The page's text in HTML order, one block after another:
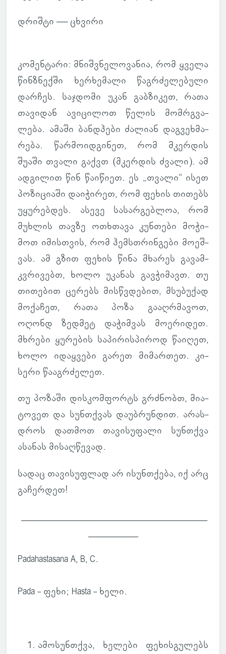
დრიშტი — ცხვირი
კო­მენ­ტარი: მნიშ­ვნე­ლო­ვა­ნია, რომ ყველა
წინზნექში ხერ­ხე­მალი წაგ­რძე­ლე­ბული
დარ­ჩეს. საჯ­დომი უკან გაბ­ზი­კეთ, რათა
თა­ვი­დან ავი­ცი­ლოთ წელის მომრგვა­
ლება. ამაში ბანდჰები ძა­ლიან დაგ­ვეხ­მა­
რება. წარ­მო­იდ­გი­ნეთ, რომ მკერ­დის
შუაში თვალი გაქვთ (მკერ­დის ძვალი). ამ
ად­გი­ლით წინ წა­ი­წიეთ. ეს „თვალი“ ისეთ
პო­ზი­ცი­აში და­ი­ჭი­რეთ, რომ ფეხის თი­თებს
უყუ­რებ­დეს. ასევე სა­სარ­გებ­ლოა, რომ
მუხ­ლის თავზე ოთხთავა კუნ­თები მო­ჭი­
მოთ იმის­თვის, რომ ჰემსთრინ­გები მო­ეშ­
ვას. ამ გზით ფეხის წინა მხა­რეს გა­ვამ­
კვრი­ვებთ, ხოლო უკა­ნას გავ­ჭი­მავთ. თუ
თი­თე­ბით ცე­რებს მის­წვდე­ბით, მსუ­ბუ­ქად
მო­ქა­ჩეთ, რათა პოზა გა­აღ­რმა­ვოთ,
ოღონდ ზედ­მეტ და­ჭიმ­ვას მო­ე­რი­დეთ.
მხრები ყუ­რე­ბის სა­პი­რის­პი­როდ წა­ი­ღეთ,
ხოლო იდაყ­ვები გარეთ მი­მარ­თეთ. კი­
სერი წა­აგ­რძე­ლეთ.
თუ პო­ზაში დის­კომ­ფორტს გრძნობთ, მი­ა­
ტო­ვეთ და სუნ­თქვას და­უბ­რუნ­დით. არას­
დროს დათ­მოთ თა­ვი­სუ­ფალი სუნ­თქვა
ასა­ნას მი­საღ­წე­ვად.
სადაც თა­ვი­სუფ­ლად არ ისუნ­თქება, იქ არც
გა­ჩერ­დეთ!
Padahastasana A, B, C.
Pada - ფეხი; Hasta - ხელი.
ამო­სუნ­თქვა, ხე­ლები ფე­ხის­გუ­ლებს